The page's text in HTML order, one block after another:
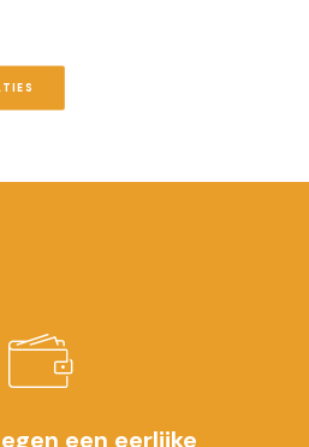
een eerlijke